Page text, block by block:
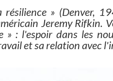
résilience » (Denver,
Jeremy Rifkin.
» : l'espoir dans les
et sa relation avec